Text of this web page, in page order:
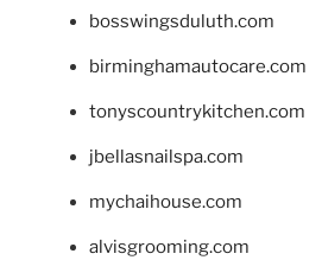
bosswingsduluth.com
birminghamautocare.com
tonyscountrykitchen.com
jbellasnailspa.com
mychaihouse.com
alvisgrooming.com